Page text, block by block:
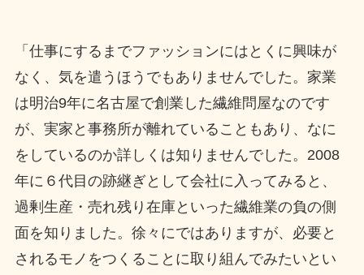
「仕事にするまでファッションにはとくに興味が
なく、気を遣うほうでもありませんでした。家業
は明治9年に名古屋で創業した繊維問屋なのです
が、実家と事務所が離れていることもあり、なに
をしているのか詳しくは知りませんでした。2008
年に６代目の跡継ぎとして会社に入ってみると、
過剰生産・売れ残り在庫といった繊維業の負の側
面を知りました。徐々にではありますが、必要と
されるモノをつくることに取り組んでみたいとい